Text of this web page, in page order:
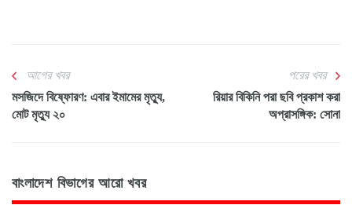
আগের খবর
মসজিদে বিষ্ফোরণ: এবার ইমামের মৃত্যু,
মোট মৃত্যু ২০
পরের খবর
রিয়ার বিকিনি পরা ছবি প্রকাশ করা
অপ্রাসঙ্গিক: সোনা
বাংলাদেশ বিভাগের আরো খবর